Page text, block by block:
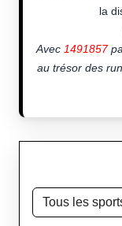
la
Avec 1491857
au trésor des